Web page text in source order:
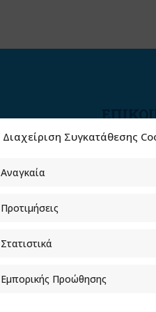
Διαχείριση Συγκατάθεσης
Αναγκαία
Προτιμήσεις
Στατιστικά
Εμπορικής Προώθησης